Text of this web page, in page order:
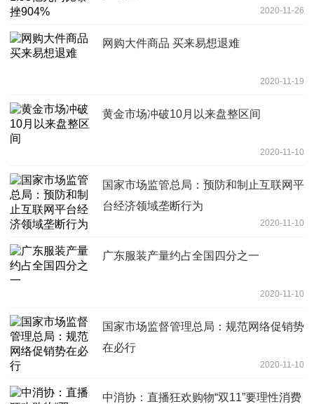
2020-11-26
网购大件商品 买来易想退难
2020-11-19
黄金市场冲破10月以来盘整区间
2020-11-10
国家市场监管总局：预防和制止互联网平
台经济领域垄断行为
2020-11-10
广东服装产量约占全国四分之一
2020-11-10
国家市场监督管理总局：规范网络促销势
在必行
2020-11-10
中消协：直播狂欢购物“双11”要理性消费